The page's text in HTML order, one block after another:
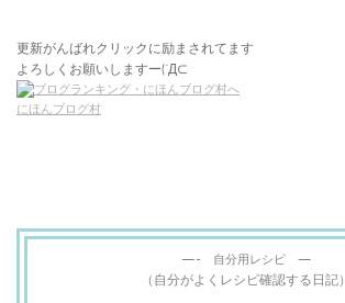
更新がんばれクリックに励まされてます
よろしくお願いしますー(´Д⊂
にほんブログ村
—- 自分用レシピ —
（自分がよくレシピ確認する日記）